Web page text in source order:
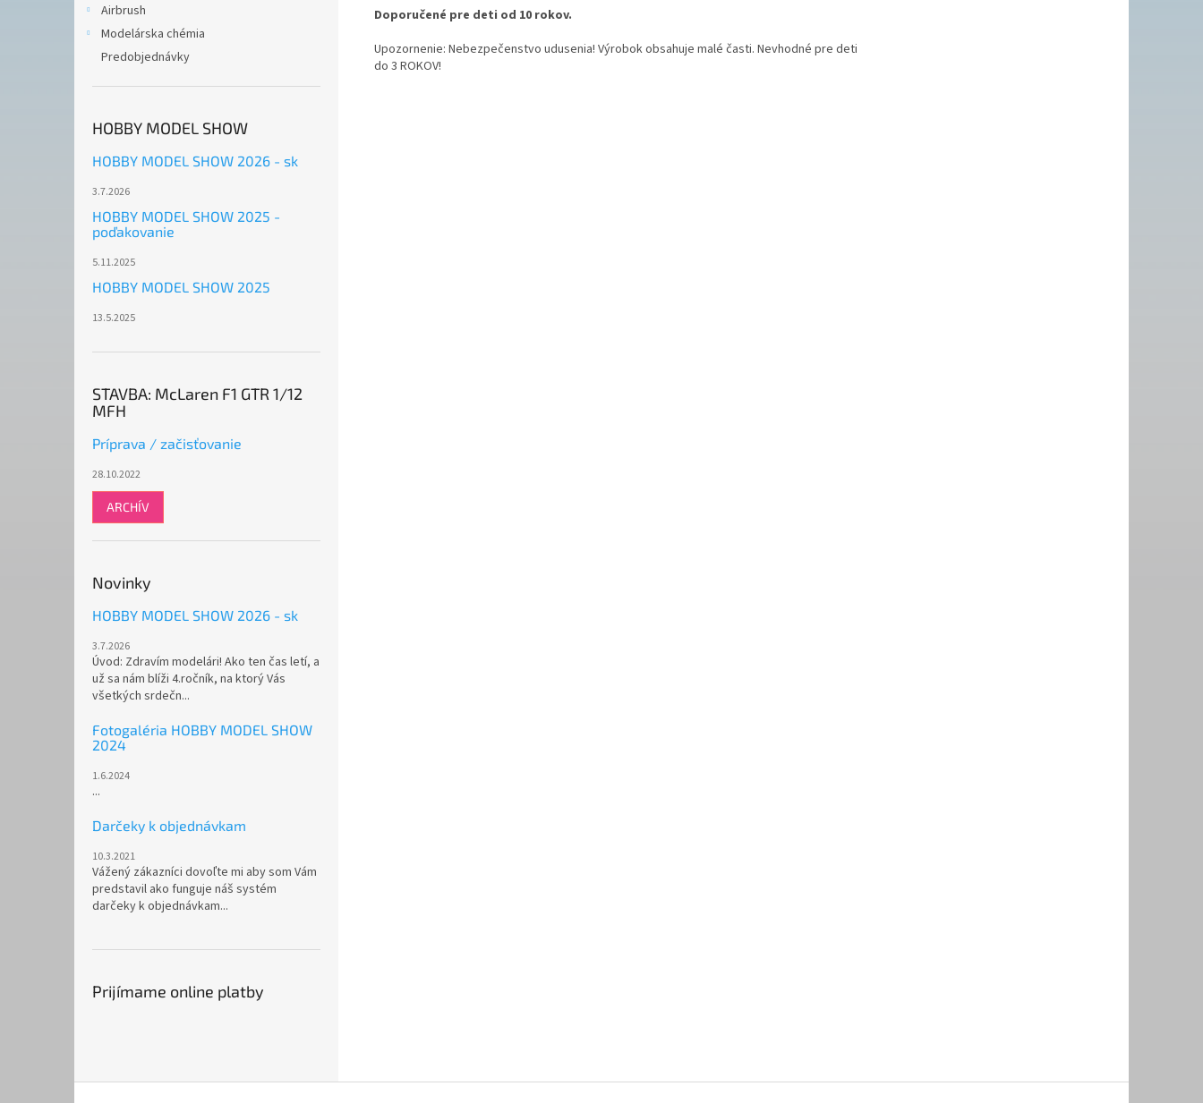
Airbrush
Modelárska chémia
Predobjednávky
HOBBY MODEL SHOW
HOBBY MODEL SHOW 2026 - sk
3.7.2026
HOBBY MODEL SHOW 2025 -
poďakovanie
5.11.2025
HOBBY MODEL SHOW 2025
13.5.2025
STAVBA: McLaren F1 GTR 1/12
MFH
Príprava / začisťovanie
28.10.2022
ARCHÍV
Novinky
HOBBY MODEL SHOW 2026 - sk
3.7.2026
Úvod: Zdravím modelári! Ako ten čas letí, a
už sa nám blíži 4.ročník, na ktorý Vás
všetkých srdečn...
Fotogaléria HOBBY MODEL SHOW
2024
1.6.2024
...
Darčeky k objednávkam
10.3.2021
Vážený zákazníci dovoľte mi aby som Vám
predstavil ako funguje náš systém
darčeky k objednávkam...
Prijímame online platby
Doporučené pre deti od 10 rokov.
Upozornenie: Nebezpečenstvo udusenia! Výrobok obsahuje malé časti. Nevhodné pre deti
do 3 ROKOV!